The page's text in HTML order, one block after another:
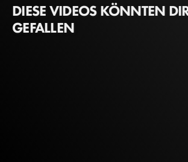
DIESE VIDEOS KÖNNTEN
GEFALLEN